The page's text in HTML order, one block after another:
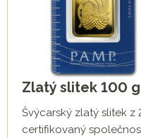
Zlatý slitek 100 g
Švýcarský zlatý slitek z
certifikovaný